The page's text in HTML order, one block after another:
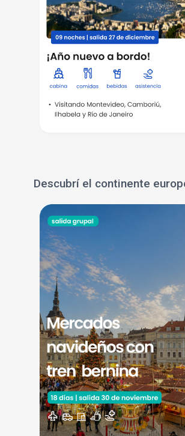
Descubrí el continente